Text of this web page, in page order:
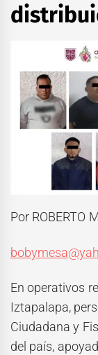
Por ROBERTO
En operativos
Iztapalapa,
Ciudadana y
del país,